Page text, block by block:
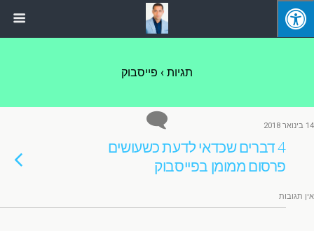
תגיות › פייסבוק
14 בינואר 2018
4 דברים שכדאי לדעת כשעושים
פרסום ממומן בפייסבוק
אין תגובות